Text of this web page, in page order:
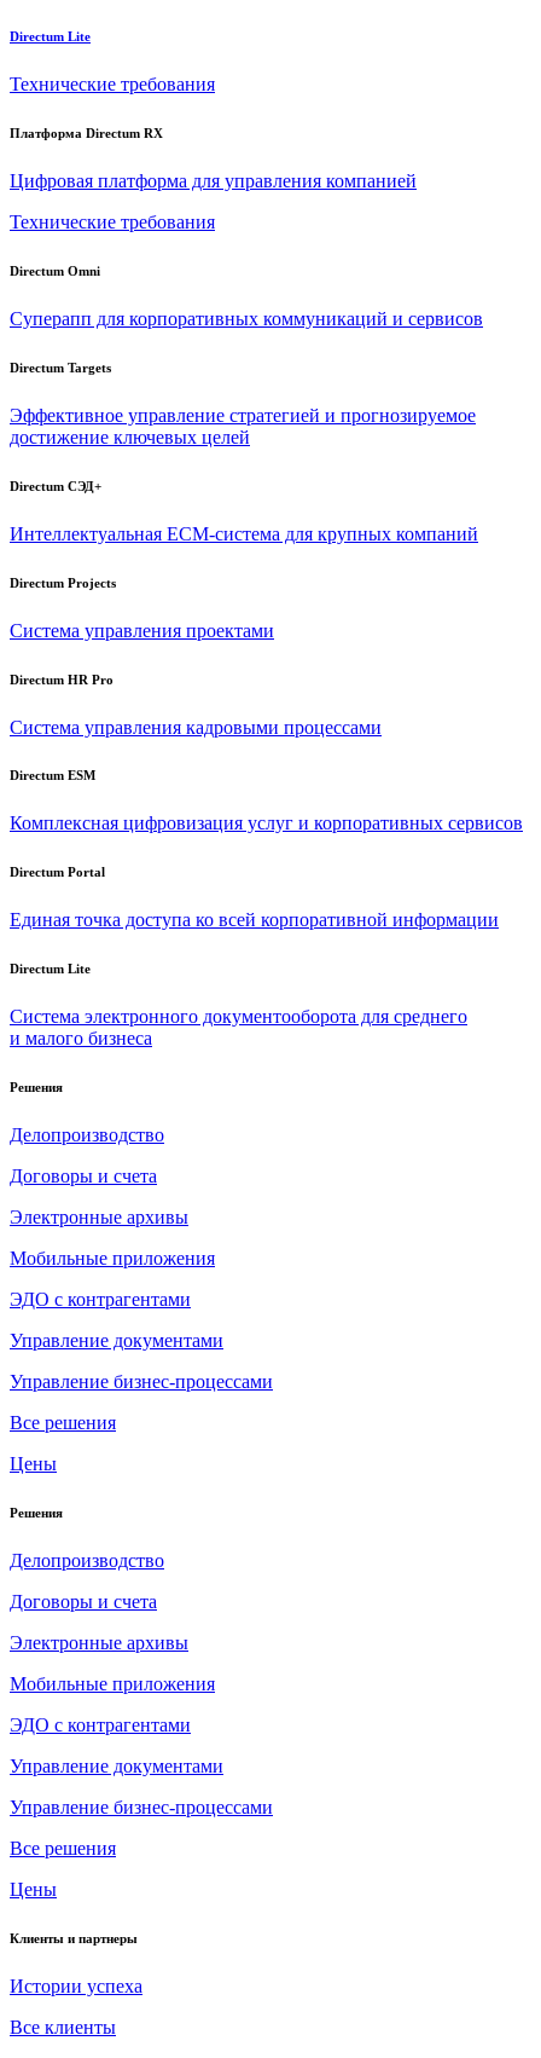
Directum Lite
Технические требования
Платформа Directum RX
Цифровая платформа для управления компанией
Технические требования
Directum Omni
Суперапп для корпоративных коммуникаций и сервисов
Directum Targets
Эффективное управление стратегией и прогнозируемое
достижение ключевых целей
Directum СЭД+
Интеллектуальная ECM-система для крупных компаний
Directum Projects
Система управления проектами
Directum HR Pro
Система управления кадровыми процессами
Directum ESM
Комплексная цифровизация услуг и корпоративных сервисов
Directum Portal
Единая точка доступа ко всей корпоративной информации
Directum Lite
Система электронного документооборота для среднего
и малого бизнеса
Решения
Делопроизводство
Договоры и счета
Электронные архивы
Мобильные приложения
ЭДО с контрагентами
Управление документами
Управление бизнес-процессами
Все решения
Цены
Решения
Делопроизводство
Договоры и счета
Электронные архивы
Мобильные приложения
ЭДО с контрагентами
Управление документами
Управление бизнес-процессами
Все решения
Цены
Клиенты и партнеры
Истории успеха
Все клиенты